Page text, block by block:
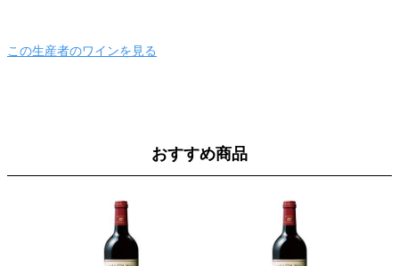
この生産者のワインを見る
おすすめ商品